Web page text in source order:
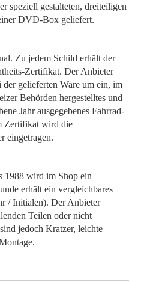
speziell gestalteten, dreiteiligen
DVD-Box geliefert.
Zu jedem Schild erhält der
Zertifikat. Der Anbieter
der gelieferten Ware um ein, im
Behörden hergestelltes und
Jahr ausgegebenes Fahrrad-
Zertifikat wird die
eingetragen.
1988 wird im Shop ein
erhält ein vergleichbares
/ Initialen). Der Anbieter
Teilen oder nicht
jedoch Kratzer, leichte